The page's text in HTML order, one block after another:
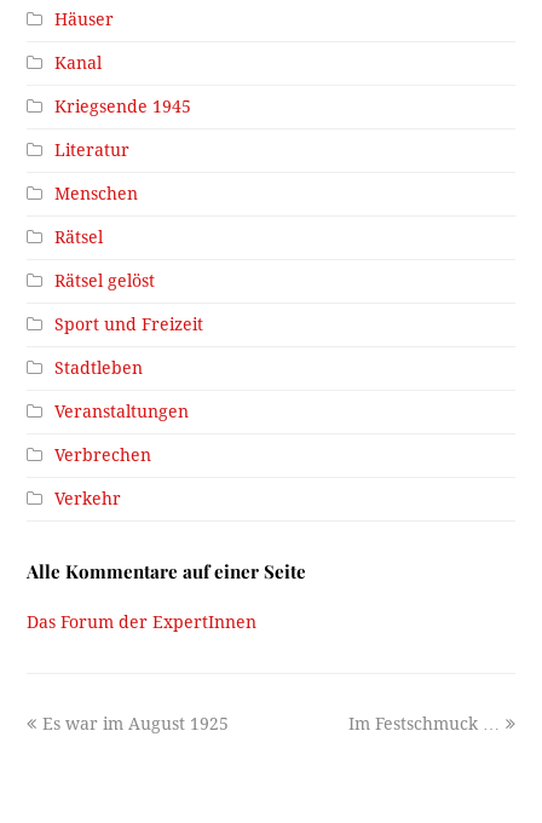
Häuser
Kanal
Kriegsende 1945
Literatur
Menschen
Rätsel
Rätsel gelöst
Sport und Freizeit
Stadtleben
Veranstaltungen
Verbrechen
Verkehr
Alle Kommentare auf einer Seite
Das Forum der ExpertInnen
previous
Es war im August 1925
next
Im Festschmuck …